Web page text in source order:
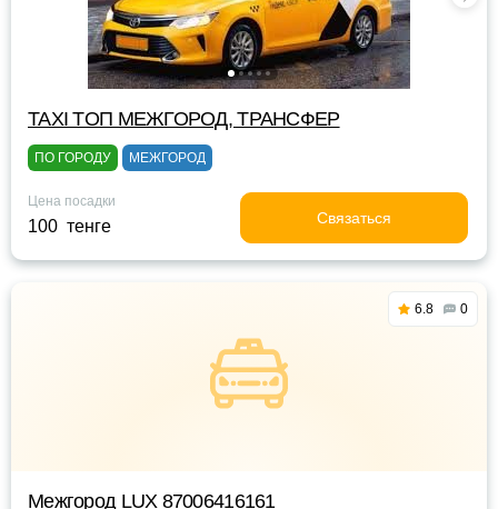
TAXI TOП МЕЖГОРОД, ТРАНСФЕР
ПО ГОРОДУ МЕЖГОРОД
Цена посадки
100 тенге Связаться
6.8 0
Межгород LUX 87006416161